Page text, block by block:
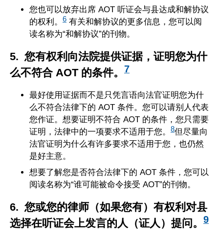
您也可以放弃出席 AOT 听证会与县达成和解协议
的权利。 6 有关和解协议的更多信息，您可以阅
读名称为“和解协议”的刊物。
5. 您有权利向法院提供证据，证明您为什
么不符合 AOT 的条件。 7
最好使用证据而不是只凭言语向法官证明您为什
么不符合法律下的 AOT 条件。您可以请别人代表
您作证。想要证明不符合 AOT 的条件，您只需要
证明，法律中的一项要求不适用于您。 8但尽量向
法官证明为什么有许多要求不适用于您，也仍然
是好主意。
想要了解您是否符合法律下的 AOT 条件，您可以
阅读名称为“谁可能被命令接受 AOT”的刊物。
6. 您或您的律师（如果您有）有权利对县
选择在听证会上发言的人（证人）提问。 9